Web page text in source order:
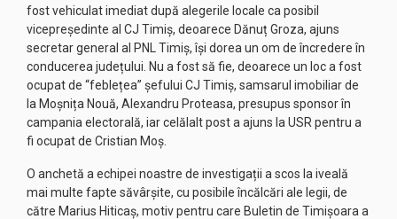
fost vehiculat imediat după alegerile locale ca posibil
vicepreședinte al CJ Timiș, deoarece Dănuț Groza, ajuns
secretar general al PNL Timiș, își dorea un om de încredere în
conducerea județului. Nu a fost să fie, deoarece un loc a fost
ocupat de “feblețea” șefului CJ Timiș, samsarul imobiliar de
la Moșnița Nouă, Alexandru Proteasa, presupus sponsor în
campania electorală, iar celălalt post a ajuns la USR pentru a
fi ocupat de Cristian Moș.
O anchetă a echipei noastre de investigații a scos la iveală
mai multe fapte săvârșite, cu posibile încălcări ale legii, de
către Marius Hiticaș, motiv pentru care Buletin de Timișoara a